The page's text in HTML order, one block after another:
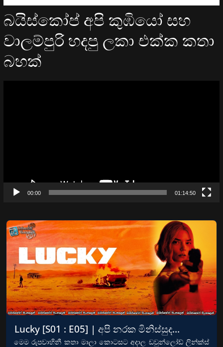
බයිස්කෝප් අපි කුඹියෝ සහ
වාලම්පුරි හදපු ලකා එක්ක කතා
බහක්
00:00 01:14:50
Lucky [S01 : E05] | අපි නරක මිනිස්සුද…
මෙම රුපවාහිනී කතා මාලා කොටසට අදාල ඩවුන්ලෝඩ් ලින්ක්ස්